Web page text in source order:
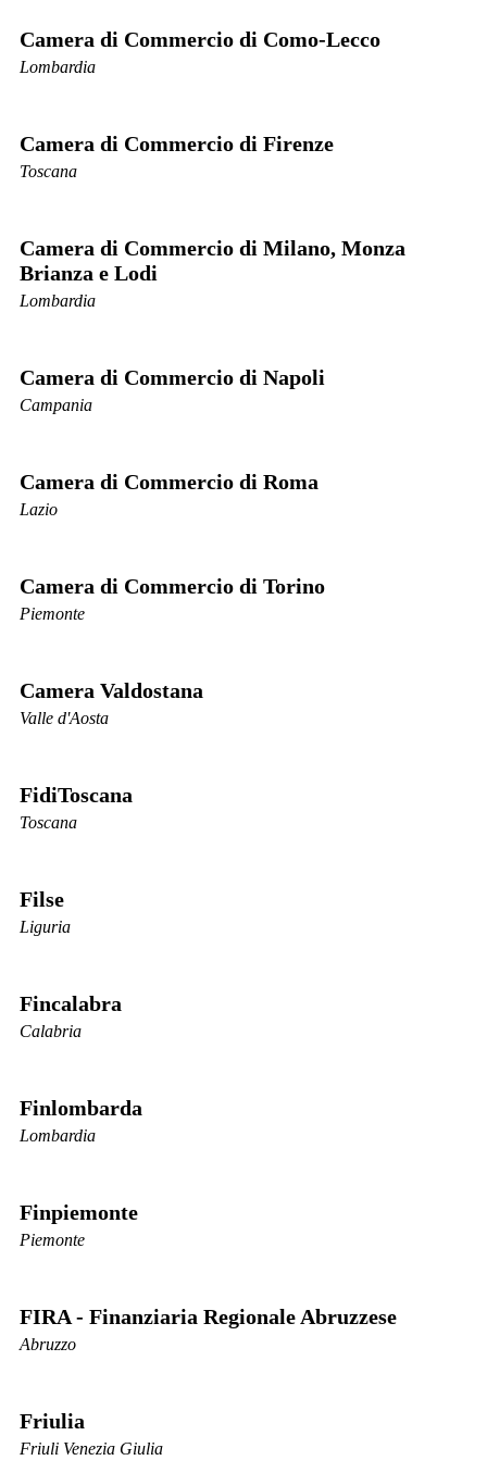
Camera di Commercio di Como-Lecco
Lombardia
Camera di Commercio di Firenze
Toscana
Camera di Commercio di Milano, Monza
Brianza e Lodi
Lombardia
Camera di Commercio di Napoli
Campania
Camera di Commercio di Roma
Lazio
Camera di Commercio di Torino
Piemonte
Camera Valdostana
Valle d'Aosta
FidiToscana
Toscana
Filse
Liguria
Fincalabra
Calabria
Finlombarda
Lombardia
Finpiemonte
Piemonte
FIRA - Finanziaria Regionale Abruzzese
Abruzzo
Friulia
Friuli Venezia Giulia